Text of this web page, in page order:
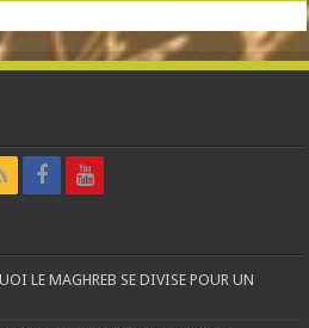
LE MAGHREB SE DIVISE POUR UN